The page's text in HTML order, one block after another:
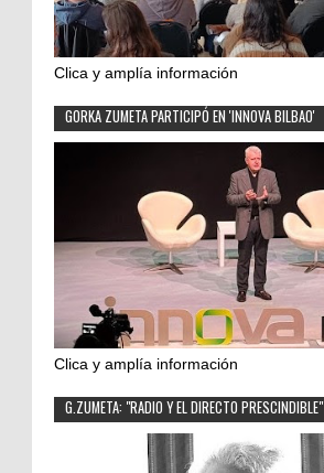
Clica y amplía información
GORKA ZUMETA PARTICIPÓ EN 'INNOVA BILBAO'
Clica y amplía información
G.ZUMETA: "RADIO Y EL DIRECTO PRESCINDIBLE"